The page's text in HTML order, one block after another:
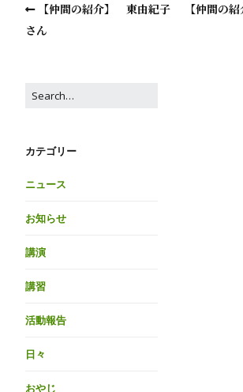
【仲間の紹介】 東由紀子
さん
【仲間の
カテゴリー
ニュース
お知らせ
講演
講習
活動報告
日々
おやじ